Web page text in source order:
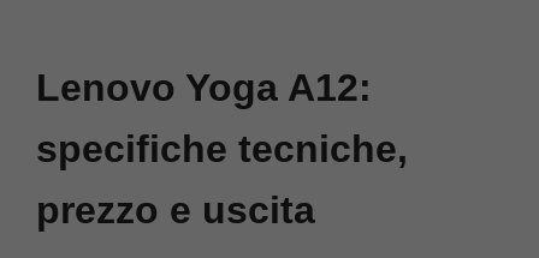
Lenovo Yoga A12:
specifiche tecniche,
prezzo e uscita